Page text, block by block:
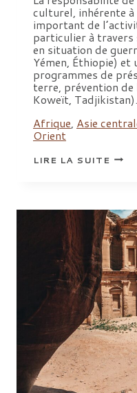
culturel, inhérente à
important de
particulier à travers
en situation de
Yémen, Éthiopie) et
programmes de
terre, prévention de
Koweït, Tadjikistan).
Afrique Asie
Orient
LIRE LA SUITEORAM
ET